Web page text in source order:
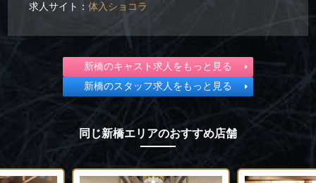
求人サイト：体入ショコラ
新橋のキャスト求人をもっと見る
新橋のスタッフ求人をもっと見る
同じ新橋エリアのおすすめ店舗